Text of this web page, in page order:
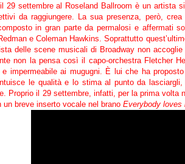
29 settembre al Roseland Ballroom è un artista
da raggiungere. La sua presenza, però,
in gran parte da permalosi e affermati
e Coleman Hawkins. Soprattutto
delle scene musicali di Broadway non
non la pensa così il capo-orchestra Fletcher
impermeabile ai mugugni. È lui che ha
le qualità e lo stima al punto da
Proprio il 29 settembre, infatti, per la prima volta
un breve inserto vocale nel brano Everybody loves